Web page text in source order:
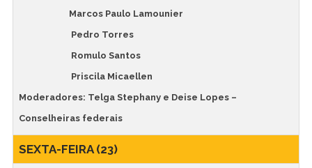
Marcos Paulo Lamounier
Pedro Torres
Romulo Santos
Priscila Micaellen
Moderadores: Telga Stephany e Deise Lopes –
Conselheiras federais
SEXTA-FEIRA (23)